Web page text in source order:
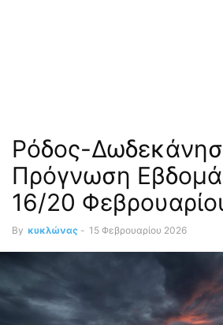
Ρόδος-
Πρόγνωση
16/20
By κυκλώνας - 15 Φεβρουαρίου 2026